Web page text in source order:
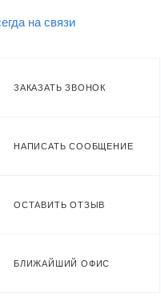
ЗАКАЗАТЬ ЗВОНОК
НАПИСАТЬ СООБЩЕНИЕ
ОСТАВИТЬ ОТЗЫВ
БЛИЖАЙШИЙ ОФИС